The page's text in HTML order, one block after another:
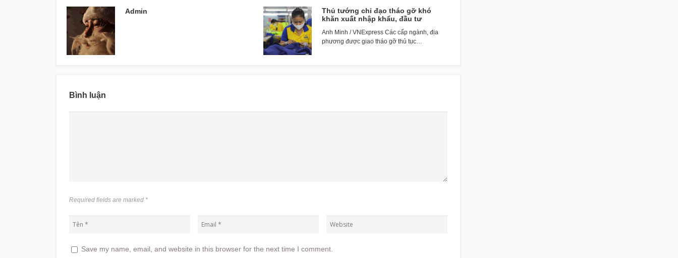
Admin
Thủ tướng chỉ đạo tháo gỡ khó
khăn xuất nhập khẩu, đầu tư
Anh Minh / VNExpress Các cấp ngành, địa
phương được giao tháo gỡ thủ tục…
Bình luận
Required fields are marked *
Save my name, email, and website in this browser for the next time I comment.